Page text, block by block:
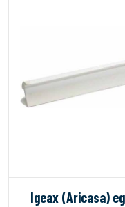
Igeax (Aricasa)